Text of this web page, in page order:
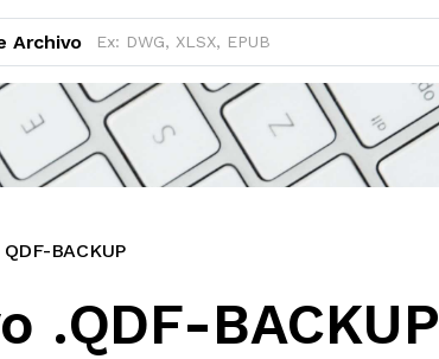
Archivo
BACKUP
.QDF-BACKUP